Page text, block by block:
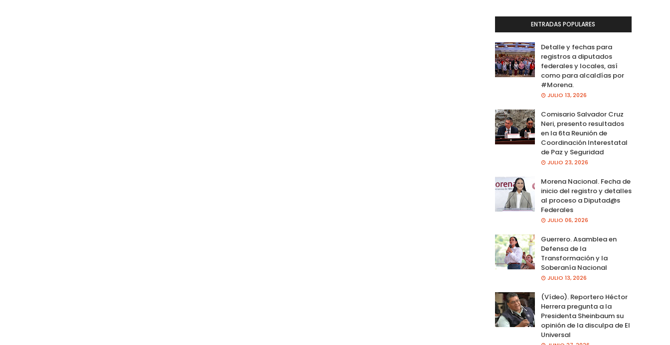
ENTRADAS POPULARES
Detalle y fechas para
registros a diputados
federales y locales, así
como para alcaldías por
#Morena.
JULIO 13, 2026
Comisario Salvador Cruz
Neri, presento resultados
en la 6ta Reunión de
Coordinación Interestatal
de Paz y Seguridad
JULIO 23, 2026
Morena Nacional. Fecha de
inicio del registro y detalles
al proceso a Diputad@s
Federales
JULIO 06, 2026
Guerrero. Asamblea en
Defensa de la
Transformación y la
Soberanía Nacional
JULIO 13, 2026
(Vídeo). Reportero Héctor
Herrera pregunta a la
Presidenta Sheinbaum su
opinión de la disculpa de El
Universal